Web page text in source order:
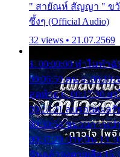
" สายัณห์ สัญญา " ขวั
ซึ้งๆ (Official Audio)
32 views • 21.07.2569
1. 00:00:00 ทำไมทำ
00:06:50 คน 4.
สุดท้าย 6. 00:17:30 ย
00:24:21 ลบรอยแผล
00:30:54 ขบวนการเป
00:37:20 ปาหนัน 13.
ฉันแล้วจงตายเสีย 15.